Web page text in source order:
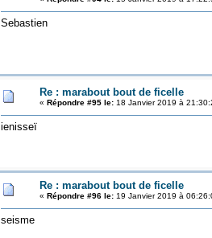
Sebastien
Re : marabout bout de ficelle
« Répondre #95 le:18 Janvier 2019 à
ienisseï
Re : marabout bout de ficelle
« Répondre #96 le:19 Janvier 2019 à
seisme